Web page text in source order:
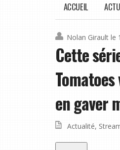
ACCUEIL
Nolan Girault le
Cette
en gaver
Actualité,